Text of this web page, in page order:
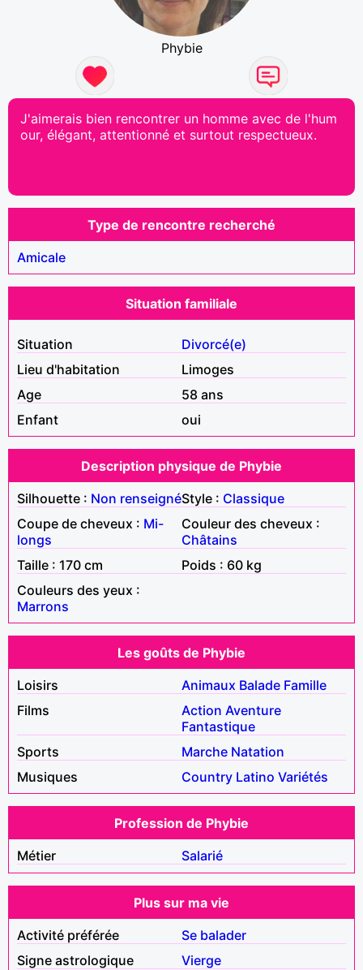
Phybie
J'aimerais bien rencontrer un homme avec de l'hum
our, élégant, attentionné et surtout respectueux.
Type de rencontre recherché
Amicale
Situation familiale
Situation
Divorcé(e)
Lieu d'habitation
Limoges
Age
58 ans
Enfant
oui
Description physique de Phybie
Silhouette : Non renseignéStyle : Classique
Coupe de cheveux : Mi-
longs
Couleur des cheveux :
Châtains
Taille : 170 cm
Poids : 60 kg
Couleurs des yeux :
Marrons
Les goûts de Phybie
Loisirs
Animaux Balade Famille
Films
Action Aventure
Fantastique
Sports
Marche Natation
Musiques
Country Latino Variétés
Profession de Phybie
Métier
Salarié
Plus sur ma vie
Activité préférée
Se balader
Signe astrologique
Vierge